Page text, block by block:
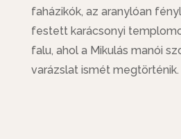
faházikók, az aranylóan
festett karácsonyi
falu, ahol a Mikulás manói
varázslat ismét megtörténik.